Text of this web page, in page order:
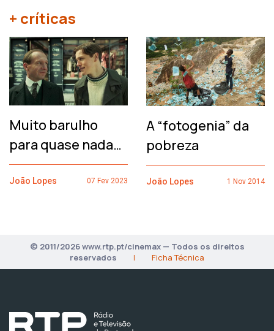
+ críticas
Muito barulho
para quase nada…
João Lopes 07 Fev 2023
A “fotogenia” da
pobreza
João Lopes 1 Nov 2014
© 2011/2026 www.rtp.pt/cinemax — Todos os direitos
reservados
| Ficha Técnica